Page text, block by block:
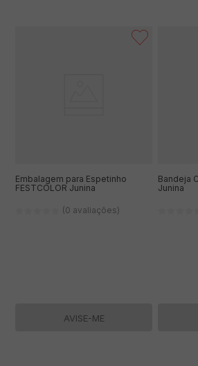
Embalagem para Espetinho
FESTCOLOR Junina
(0 avaliações)
AVISE-ME
Bandeja
Junina